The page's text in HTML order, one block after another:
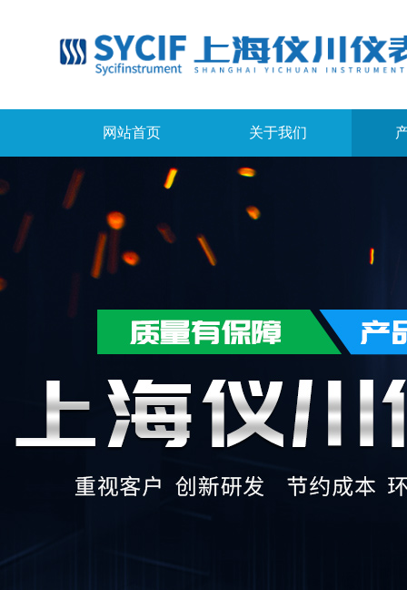
网站首页 关于我们